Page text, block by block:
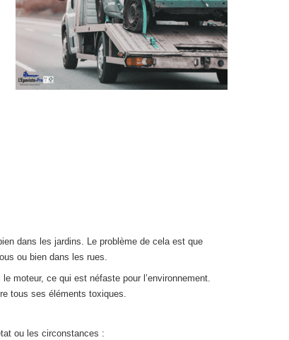
dans les jardins. Le problème de cela est que
ou bien dans les rues.
moteur, ce qui est néfaste pour l’environnement.
tous ses éléments toxiques.
ou les circonstances :